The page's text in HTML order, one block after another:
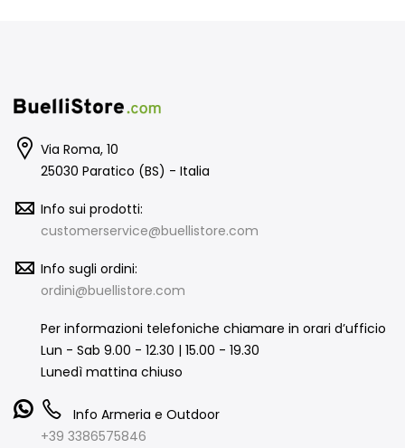
Via Roma, 10
25030 Paratico (BS) - Italia
Info sui prodotti:
customerservice@buellistore.com
Info sugli ordini:
ordini@buellistore.com
Per informazioni telefoniche chiamare in orari d’ufficio
Lun - Sab 9.00 - 12.30 | 15.00 - 19.30
Lunedì mattina chiuso
Info Armeria e Outdoor
+39 3386575846